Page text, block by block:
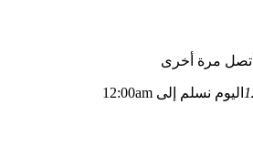
أتصل مرة أخرى
اليوم نسلم إلى 12:00am